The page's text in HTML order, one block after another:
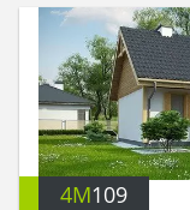
4M109